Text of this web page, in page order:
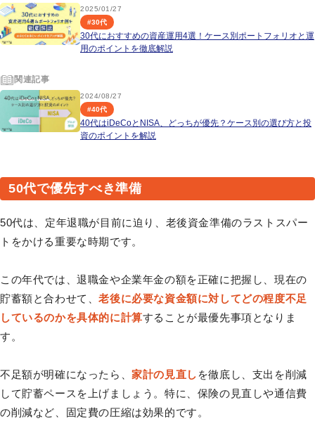
2025/01/27
#30代
30代におすすめの資産運用4選！ケース別ポートフォリオと運
用のポイントを徹底解説
関連記事
2024/08/27
#40代
40代はiDeCoとNISA、どっちが優先？ケース別の選び方と投
資のポイントを解説
50代で優先すべき準備
50代は、定年退職が目前に迫り、老後資金準備のラストスパー
トをかける重要な時期です。
この年代では、退職金や企業年金の額を正確に把握し、現在の
貯蓄額と合わせて、老後に必要な資金額に対してどの程度不足
しているのかを具体的に計算することが最優先事項となりま
す。
不足額が明確になったら、家計の見直し を徹底し、支出を削減
して貯蓄ペースを上げましょう。特に、保険の見直しや通信費
の削減など、固定費の圧縮は効果的です。